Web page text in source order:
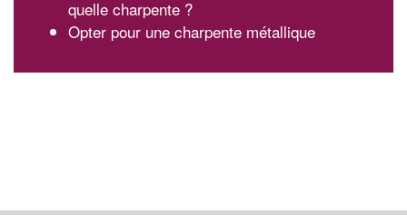
quelle charpente ?
Opter pour une charpente métallique